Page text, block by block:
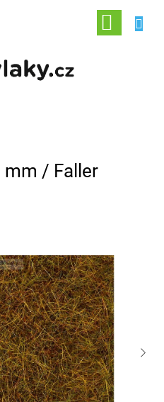
NÁKUPNÍ
KOŠÍK
mm / Faller